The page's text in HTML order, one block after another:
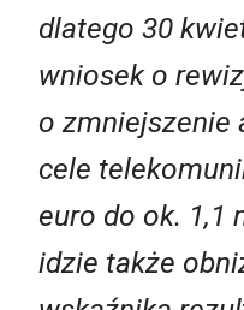
dlatego 30
wniosek o
o zmniejszenie
cele
euro do ok. 1,1
idzie także